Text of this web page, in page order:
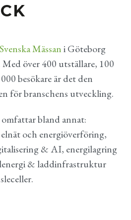
Svenska Mässani Göteborg
över 400 utställare, 100
besökare är det den
för branschens utveckling.
bland annat:
och energiöverföring,
& AI, energilagring
& laddinfrastruktur